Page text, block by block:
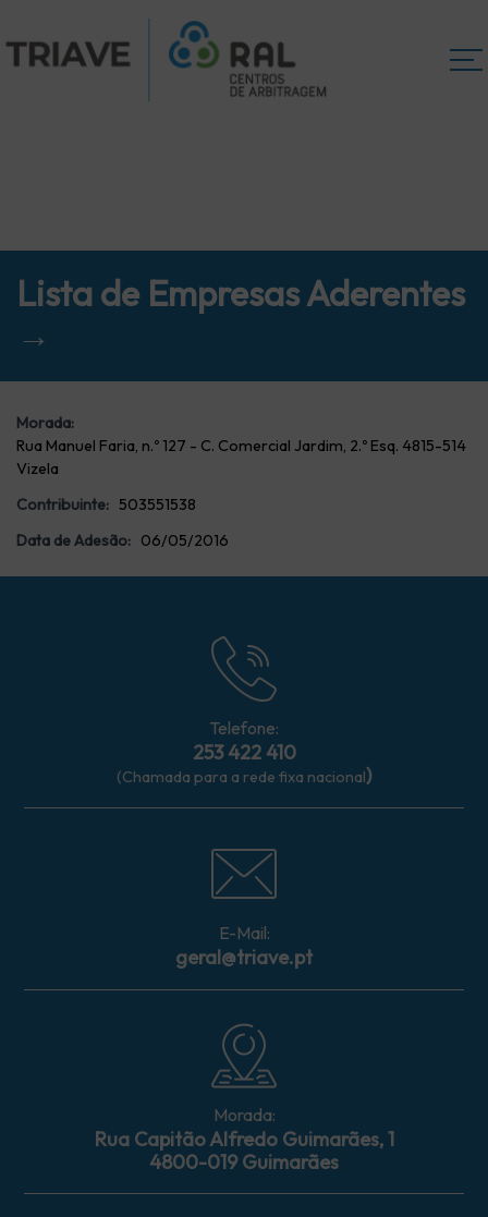
Lista de Empresas Aderentes
→
Morada:
Rua Manuel Faria, n.º 127 - C. Comercial Jardim, 2.º Esq. 4815-514
Vizela
Contribuinte: 503551538
Data de Adesão: 06/05/2016
Telefone:
253 422 410
(Chamada para a rede fixa nacional)
E-Mail:
geral@triave.pt
Morada:
Rua Capitão Alfredo Guimarães, 1
4800-019 Guimarães